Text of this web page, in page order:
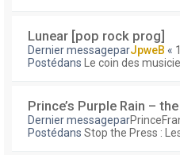
Lunear [pop rock prog]
Dernier messageparJpweB «
Postédans
Le coin des
Prince’s Purple Rain –
Dernier messagepar
Postédans Stop the Press :